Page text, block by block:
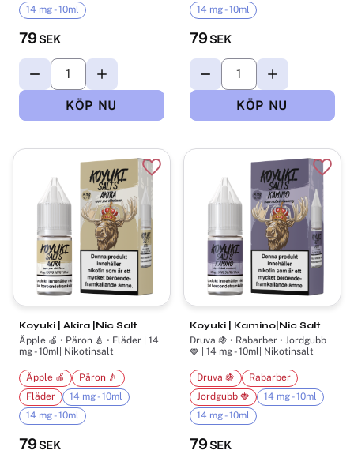
79 SEK
14 mg - 10ml
79 SEK
14 mg - 10ml
Koyuki | Akira |Nic Salt
Äpple 🍎 • Päron 🍐 • Fläder | 14
mg - 10ml| Nikotinsalt
79 SEK
Äpple 🍎
Päron 🍐
Fläder
14 mg - 10ml
14 mg - 10ml
Lägg till i favoriter
Koyuki | Kamino|Nic Salt
Druva 🍇 • Rabarber • Jordgubb
🍓 | 14 mg - 10ml| Nikotinsalt
79 SEK
Druva 🍇
Rabarber
Jordgubb 🍓
14 mg - 10ml
14 mg - 10ml